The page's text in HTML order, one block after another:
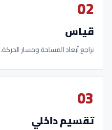
02
قياس
نراجع أبعاد المساحة ومسار الحركة.
03
تقسيم داخلي